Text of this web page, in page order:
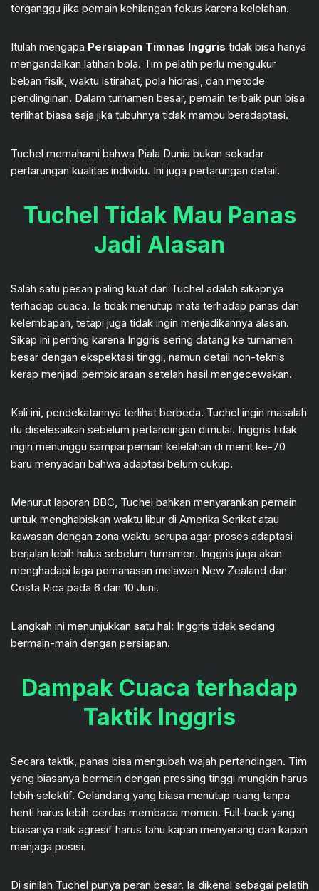
terganggu jika pemain kehilangan fokus karena kelelahan.
Itulah mengapa Persiapan Timnas Inggris tidak bisa hanya
mengandalkan latihan bola. Tim pelatih perlu mengukur
beban fisik, waktu istirahat, pola hidrasi, dan metode
pendinginan. Dalam turnamen besar, pemain terbaik pun bisa
terlihat biasa saja jika tubuhnya tidak mampu beradaptasi.
Tuchel memahami bahwa Piala Dunia bukan sekadar
pertarungan kualitas individu. Ini juga pertarungan detail.
Tuchel Tidak Mau Panas
Jadi Alasan
Salah satu pesan paling kuat dari Tuchel adalah sikapnya
terhadap cuaca. Ia tidak menutup mata terhadap panas dan
kelembapan, tetapi juga tidak ingin menjadikannya alasan.
Sikap ini penting karena Inggris sering datang ke turnamen
besar dengan ekspektasi tinggi, namun detail non-teknis
kerap menjadi pembicaraan setelah hasil mengecewakan.
Kali ini, pendekatannya terlihat berbeda. Tuchel ingin masalah
itu diselesaikan sebelum pertandingan dimulai. Inggris tidak
ingin menunggu sampai pemain kelelahan di menit ke-70
baru menyadari bahwa adaptasi belum cukup.
Menurut laporan BBC, Tuchel bahkan menyarankan pemain
untuk menghabiskan waktu libur di Amerika Serikat atau
kawasan dengan zona waktu serupa agar proses adaptasi
berjalan lebih halus sebelum turnamen. Inggris juga akan
menghadapi laga pemanasan melawan New Zealand dan
Costa Rica pada 6 dan 10 Juni.
Langkah ini menunjukkan satu hal: Inggris tidak sedang
bermain-main dengan persiapan.
Dampak Cuaca terhadap
Taktik Inggris
Secara taktik, panas bisa mengubah wajah pertandingan. Tim
yang biasanya bermain dengan pressing tinggi mungkin harus
lebih selektif. Gelandang yang biasa menutup ruang tanpa
henti harus lebih cerdas membaca momen. Full-back yang
biasanya naik agresif harus tahu kapan menyerang dan kapan
menjaga posisi.
Di sinilah Tuchel punya peran besar. Ia dikenal sebagai pelatih